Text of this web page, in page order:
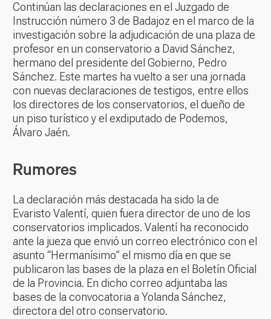
Continúan las declaraciones en el Juzgado de
Instrucción número 3 de Badajoz en el marco de la
investigación sobre la adjudicación de una plaza de
profesor en un conservatorio a David Sánchez,
hermano del presidente del Gobierno, Pedro
Sánchez. Este martes ha vuelto a ser una jornada
con nuevas declaraciones de testigos, entre ellos
los directores de los conservatorios, el dueño de
un piso turístico y el exdiputado de Podemos,
Álvaro Jaén.
Rumores
La declaración más destacada ha sido la de
Evaristo Valentí, quien fuera director de uno de los
conservatorios implicados. Valentí ha reconocido
ante la jueza que envió un correo electrónico con el
asunto “Hermanísimo” el mismo día en que se
publicaron las bases de la plaza en el Boletín Oficial
de la Provincia. En dicho correo adjuntaba las
bases de la convocatoria a Yolanda Sánchez,
directora del otro conservatorio.